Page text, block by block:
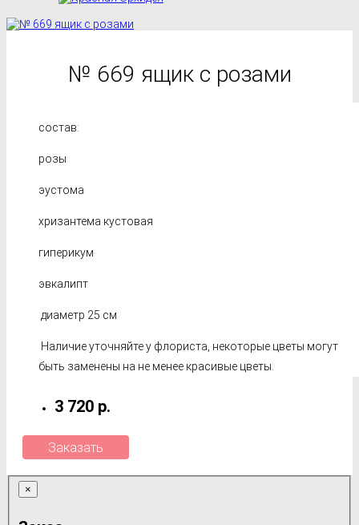
№ 669 ящик с розами
состав:
розы
эустома
хризантема кустовая
гиперикум
эвкалипт
диаметр 25 см
Наличие уточняйте у флориста, некоторые цветы могут
быть заменены на не менее красивые цветы.
3 720 р.
Заказать
×